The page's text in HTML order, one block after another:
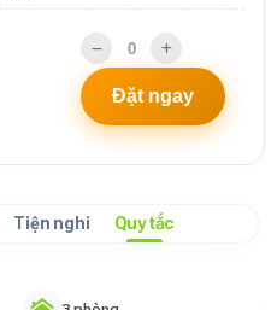
Đặt ngay
Tiện nghi Quy tắc